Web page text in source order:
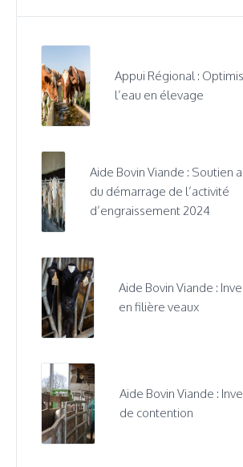
Appui Régional :
l’eau en élevage
Aide Bovin Viande : Soutien
du démarrage de l’activité
d’engraissement 2024
Aide Bovin Viande :
en filière veaux
Aide Bovin Viande :
de contention